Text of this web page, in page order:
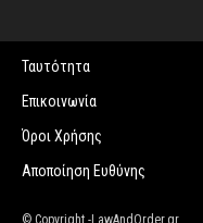
Ταυτότητα
Επικοινωνία
Όροι Χρήσης
Αποποίηση Ευθύνης
© Copyright -LawAndOrder.gr